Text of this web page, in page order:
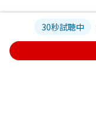
30秒試聴中